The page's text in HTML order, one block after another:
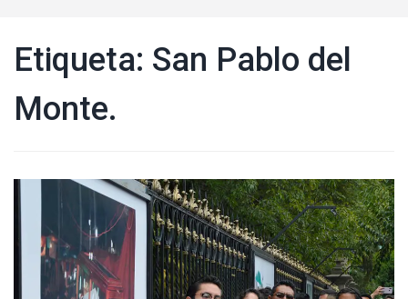
Etiqueta: San Pablo del
Monte.